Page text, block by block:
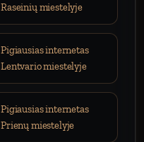
Raseinių miestelyje
Pigiausias internetas
Lentvario miestelyje
Pigiausias internetas
Prienų miestelyje